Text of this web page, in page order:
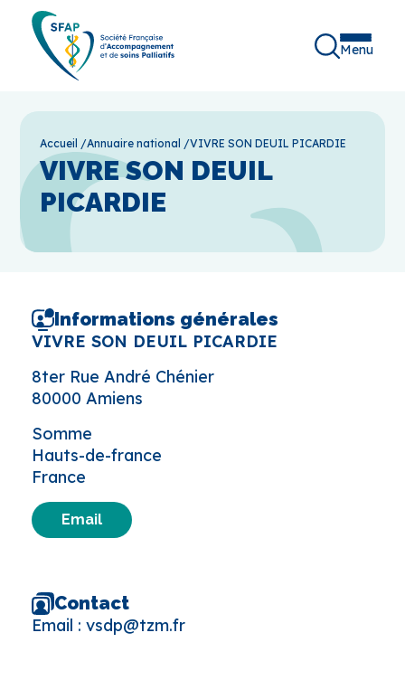
Menu
Accueil /Annuaire national /VIVRE SON DEUIL PICARDIE
VIVRE SON DEUIL
PICARDIE
Informations générales
VIVRE SON DEUIL PICARDIE
8ter Rue André Chénier
80000 Amiens
Somme
Hauts-de-france
France
Email
Contact
Email : vsdp@tzm.fr